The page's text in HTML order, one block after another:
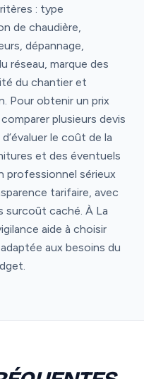
: type
de chaudière,
dépannage,
réseau, marque des
du chantier et
Pour obtenir un prix
plusieurs devis
le coût de la
et des éventuels
professionnel sérieux
tarifaire, avec
surcoût caché. À La
aide à choisir
aux besoins du